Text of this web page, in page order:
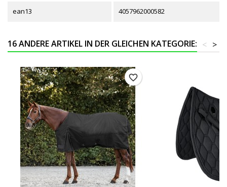
ean13 4057962000582
16 ANDERE ARTIKEL IN DER GLEICHEN KATEGORIE: >
<
favorite_border